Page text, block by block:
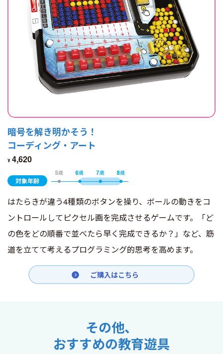
暗号を解き明かそう！
コーディング・アート
¥ 4,620
対象年齢
はたらきが違う4種類のボタンを操り、ボールの動きをコ
ントロールしてピクセル画を完成させるゲームです。「ど
の色をどの順番で並べたら早く完成できるか？」など、筋
道を立てて考えるプログラミング的思考を高めます。
ご購入はこちら
その他、
おすすめの教育遊具